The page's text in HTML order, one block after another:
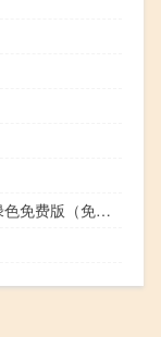
免费QQ刷屏神器 V1.0 绿色免费版（免费QQ刷屏神器 V1.0 绿色免费版功能简介）